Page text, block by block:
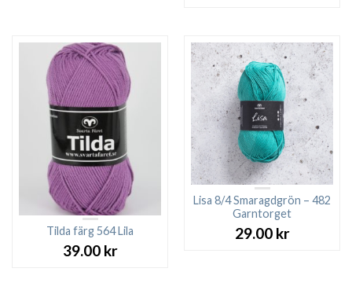
Tilda färg 564 Lila
39.00 kr
Lisa 8/4 Smaragdgrön – 482
Garntorget
29.00 kr